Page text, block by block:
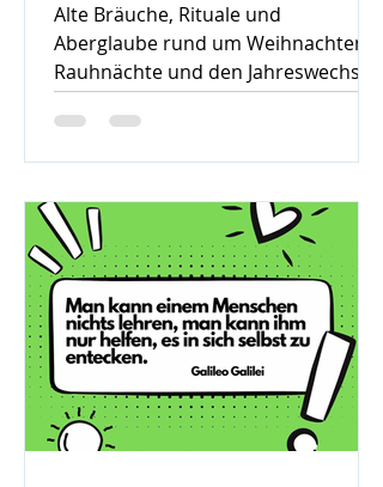
Alte Bräuche, Rituale und
Aberglaube rund um Weihnachten,
Rauhnächte und den Jahreswechsel
– warum früher vieles verboten war
und was davon bis heute geblieben
ist.